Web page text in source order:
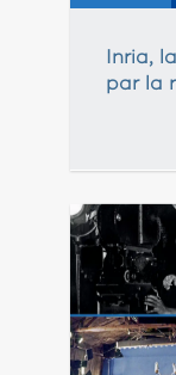
Inria,
par la